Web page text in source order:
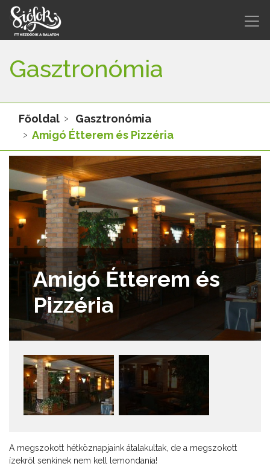
Gasztronómia
Főoldal
Gasztronómia
Amigó Étterem és Pizzéria
Amigó Étterem és
Pizzéria
A megszokott hétköznapjaink átalakultak, de a megszokott
ízekről senkinek nem kell lemondania!